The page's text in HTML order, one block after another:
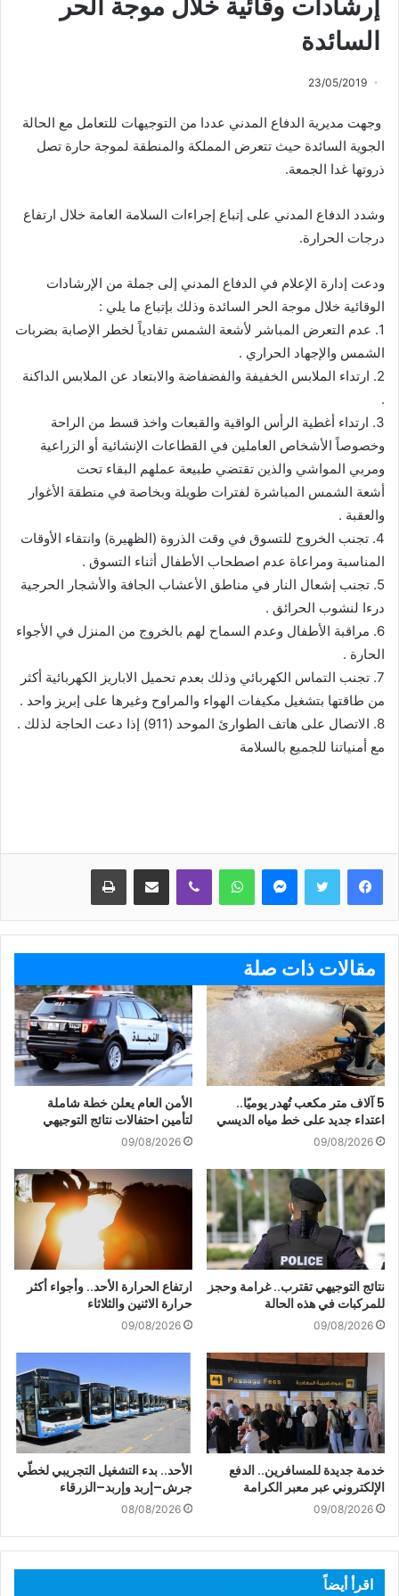
إرشادات وقائية خلال موجة الحر
السائدة
23/05/2019
وجهت مديرية الدفاع المدني عددا من التوجيهات للتعامل مع الحالة
الجوية السائدة حيث تتعرض المملكة والمنطقة لموجة حارة تصل
ذروتها غدا الجمعة.
وشدد الدفاع المدني على إتباع إجراءات السلامة العامة خلال ارتفاع
درجات الحرارة.
ودعت إدارة الإعلام في الدفاع المدني إلى جملة من الإرشادات
الوقائية خلال موجة الحر السائدة وذلك بإتباع ما يلي :
1. عدم التعرض المباشر لأشعة الشمس تفادياً لخطر الإصابة بضربات
الشمس والإجهاد الحراري .
2. ارتداء الملابس الخفيفة والفضفاضة والابتعاد عن الملابس الداكنة
.
3. ارتداء أغطية الرأس الواقية والقبعات واخذ قسط من الراحة
وخصوصاً الأشخاص العاملين في القطاعات الإنشائية أو الزراعية
ومربي المواشي والذين تقتضي طبيعة عملهم البقاء تحت
أشعة الشمس المباشرة لفترات طويلة وبخاصة في منطقة الأغوار
والعقبة .
4. تجنب الخروج للتسوق في وقت الذروة (الظهيرة) وانتقاء الأوقات
المناسبة ومراعاة عدم اصطحاب الأطفال أثناء التسوق .
5. تجنب إشعال النار في مناطق الأعشاب الجافة والأشجار الحرجية
درءا لنشوب الحرائق .
6. مراقبة الأطفال وعدم السماح لهم بالخروج من المنزل في الأجواء
الحارة .
7. تجنب التماس الكهربائي وذلك بعدم تحميل الاباريز الكهربائية أكثر
من طاقتها بتشغيل مكيفات الهواء والمراوح وغيرها على إبريز واحد .
8. الاتصال على هاتف الطوارئ الموحد (911) إذا دعت الحاجة لذلك .
مع أمنياتنا للجميع بالسلامة
ماسنجر واتساب ڤايبر مشاركة عبر البريد طباعة
مقالات ذات صلة
5 آلاف متر مكعب تُهدر يوميًا..
اعتداء جديد على خط مياه الديسي
09/08/2026
الأمن العام يعلن خطة شاملة
لتأمين احتفالات نتائج التوجيهي
09/08/2026
نتائج التوجيهي تقترب.. غرامة وحجز
للمركبات في هذه الحالة
09/08/2026
ارتفاع الحرارة الأحد.. وأجواء أكثر
حرارة الاثنين والثلاثاء
09/08/2026
خدمة جديدة للمسافرين.. الدفع
الإلكتروني عبر معبر الكرامة
09/08/2026
الأحد.. بدء التشغيل التجريبي لخطّي
جرش–إربد وإربد–الزرقاء
08/08/2026
اقرأ أيضاً